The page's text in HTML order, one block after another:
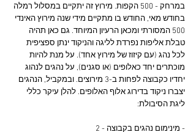
במרחק - 500 הקפות. מירוץ זה יתקיים במסלול רמלה
בחודש מאי, החודש בו מתקיים מידי שנה מירוץ האינדי
500 המסורתי ומכאן הרעיון המיוחד. גם כאן תהיה
טבלת אליפות נפרדת לליגה והניקוד ינתן ספציפית
לכל נהג (עם קיזוז של מירוץ אחד). על מנת להיות
מוכתרים יחד כאלופים (או סגנים), על נהגים לנהוג
יחדיו כקבוצה לפחות ב-3 מירוצים. ובמקביל, הנהגים
יצברו ניקוד בדירוג אלוף האלופים. להלן עיקר כללי
ליגת הסיבולת:
- מינימום נהגים בקבוצה - 2